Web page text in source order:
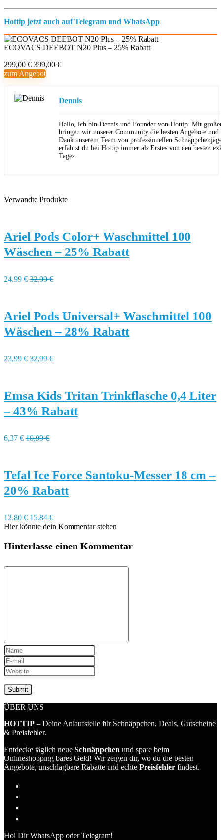
Hottip jetzt auch auf Telegram und WhatsApp
ECOVACS DEEBOT N20 Plus – 25% Rabatt
299,00 € 399,00 €
zum Angebot
Dennis
Hallo, ich bin Dennis und Founder von Hottip. Mit
bringen wir unserer Community die besten Angebote und
Dank unserem Team von professionellen
erfährst du bei Hottip immer als Erstes von den besten
Tages.
Verwandte Produkte
Ariel Pods Color+ Waschmittel 100
Wäschen – 25% Rabatt
24.99 € 32.99 €
Ariel Pods Universal+ Waschmittel 100
Wäschen – 28% Rabatt
23,99 € 32,99 €
Emsa Kids Tritan Trinkflasche 0,4 Liter
– 43% Rabatt
6,37 € 10,99 €
Tefal Ice Force Santoku-Messer 18 cm –
20% Rabatt
12.80 € 15.84 €
Hier könnte dein Kommentar stehen
Hinterlasse einen Kommentar
ÜBER UNS
HOTTIP – Deine Anlaufstelle für Schnäppchen, Deals, Gutscheine
& Preisfehler.
Entdecke täglich neue Schnäppchen und spare beim
Onlineshopping bares Geld! Wir zeigen dir, wo du die besten
Angebote, unschlagbare Rabatte und echte Preisfehler findest.
Hol Dir WhatsApp oder Telegram!